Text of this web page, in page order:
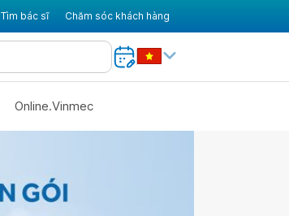
Tìm bác sĩ Chăm sóc khách hàng
Online.Vinmec